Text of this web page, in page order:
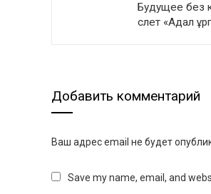
Будущее без
слет «Адал
Добавить комментарий
Ваш адрес email не будет
Save my name, email, and